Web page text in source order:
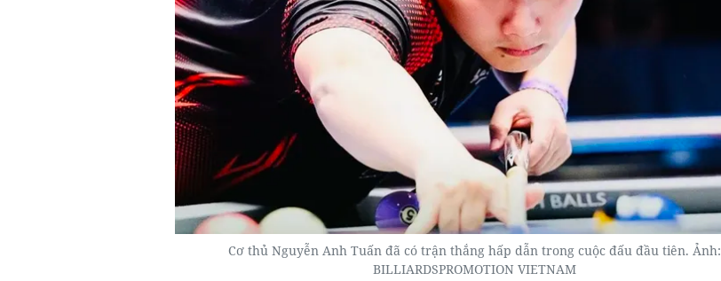
Cơ thủ Nguyễn Anh Tuấn đã có trận thắng hấp dẫn trong cuộc đấu đầu tiên. Ảnh:
BILLIARDSPROMOTION VIETNAM